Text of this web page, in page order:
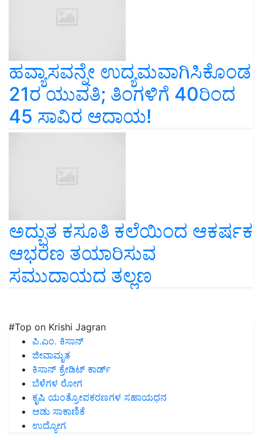
ಹವ್ಯಾಸವನ್ನೇ ಉದ್ಯಮವಾಗಿಸಿಕೊಂಡ
21ರ ಯುವತಿ; ತಿಂಗಳಿಗೆ 40ರಿಂದ
45 ಸಾವಿರ ಆದಾಯ!
ಅದ್ಭುತ ಕಸೂತಿ ಕಲೆಯಿಂದ ಆಕರ್ಷಕ
ಆಭರಣ ತಯಾರಿಸುವ
ಸಮುದಾಯದ ತಲ್ಲಣ
#Top on Krishi Jagran
ಪಿ.ಎಂ. ಕಿಸಾನ್
ಜೀವಾಮೃತ
ಕಿಸಾನ್ ಕ್ರೇಡಿಟ್ ಕಾರ್ಡ್
ಬೆಳೆಗಳ ರೋಗ
ಕೃಷಿ ಯಂತ್ರೋಪಕರಣಗಳ ಸಹಾಯಧನ
ಆಡು ಸಾಕಾಣಿಕೆ
ಉದ್ಯೋಗ